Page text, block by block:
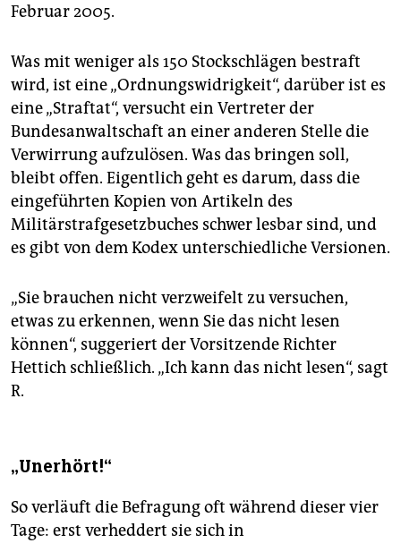
Februar 2005.
Was mit weniger als 150 Stockschlägen bestraft
wird, ist eine „Ordnungswidrigkeit“, darüber ist es
eine „Straftat“, versucht ein Vertreter der
Bundesanwaltschaft an einer anderen Stelle die
Verwirrung aufzulösen. Was das bringen soll,
bleibt offen. Eigentlich geht es darum, dass die
eingeführten Kopien von Artikeln des
Militärstrafgesetzbuches schwer lesbar sind, und
es gibt von dem Kodex unterschiedliche Versionen.
„Sie brauchen nicht verzweifelt zu versuchen,
etwas zu erkennen, wenn Sie das nicht lesen
können“, suggeriert der Vorsitzende Richter
Hettich schließlich. „Ich kann das nicht lesen“, sagt
R.
„Unerhört!“
So verläuft die Befragung oft während dieser vier
Tage: erst verheddert sie sich in